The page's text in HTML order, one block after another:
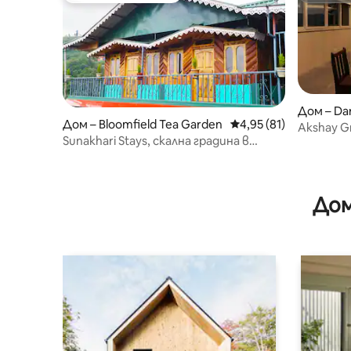
Дом – Bloomfield Tea Garden Средна оценка:
4,95 (81)
Sunakhari Stays, скална градина в
Дом –
Akshay